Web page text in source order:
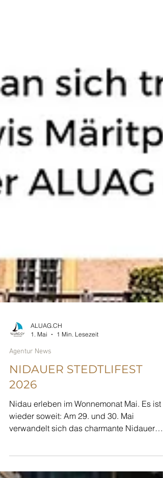
ALUAG.CH
1. Mai
Agentur News
NIDAUER STEDTLIFEST
Nidau erleben im Wonnemonat Mai. Es ist
wieder soweit: Am 29. und 30. Mai